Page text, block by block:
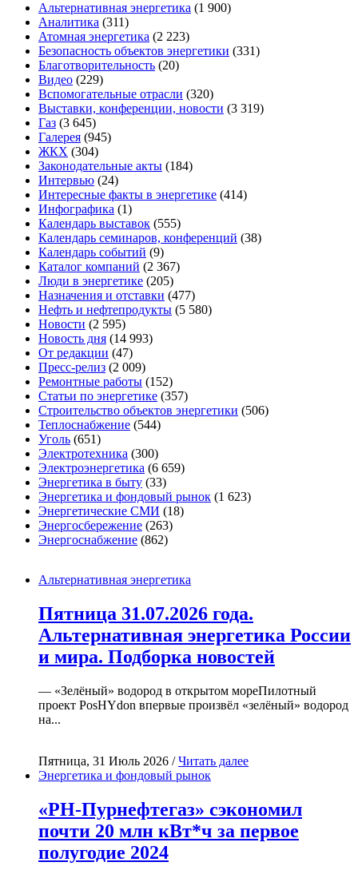
Альтернативная энергетика (1 900)
Аналитика (311)
Атомная энергетика (2 223)
Безопасность объектов энергетики (331)
Благотворительность (20)
Видео (229)
Вспомогательные отрасли (320)
Выставки, конференции, новости (3 319)
Газ (3 645)
Галерея (945)
ЖКХ (304)
Законодательные акты (184)
Интервью (24)
Интересные факты в энергетике (414)
Инфографика (1)
Календарь выставок (555)
Календарь семинаров, конференций (38)
Календарь событий (9)
Каталог компаний (2 367)
Люди в энергетике (205)
Назначения и отставки (477)
Нефть и нефтепродукты (5 580)
Новости (2 595)
Новость дня (14 993)
От редакции (47)
Пресс-релиз (2 009)
Ремонтные работы (152)
Статьи по энергетике (357)
Строительство объектов энергетики (506)
Теплоснабжение (544)
Уголь (651)
Электротехника (300)
Электроэнергетика (6 659)
Энергетика в быту (33)
Энергетика и фондовый рынок (1 623)
Энергетические СМИ (18)
Энергосбережение (263)
Энергоснабжение (862)
Альтернативная энергетика
Пятница 31.07.2026 года.
Альтернативная энергетика России
и мира. Подборка новостей
— «Зелёный» водород в открытом мореПилотный
проект PosHYdon впервые произвёл «зелёный» водород
на...
Пятница, 31 Июль 2026 /Читать далее
Энергетика и фондовый рынок
«РН-Пурнефтегаз» сэкономил
почти 20 млн кВт*ч за первое
полугодие 2024